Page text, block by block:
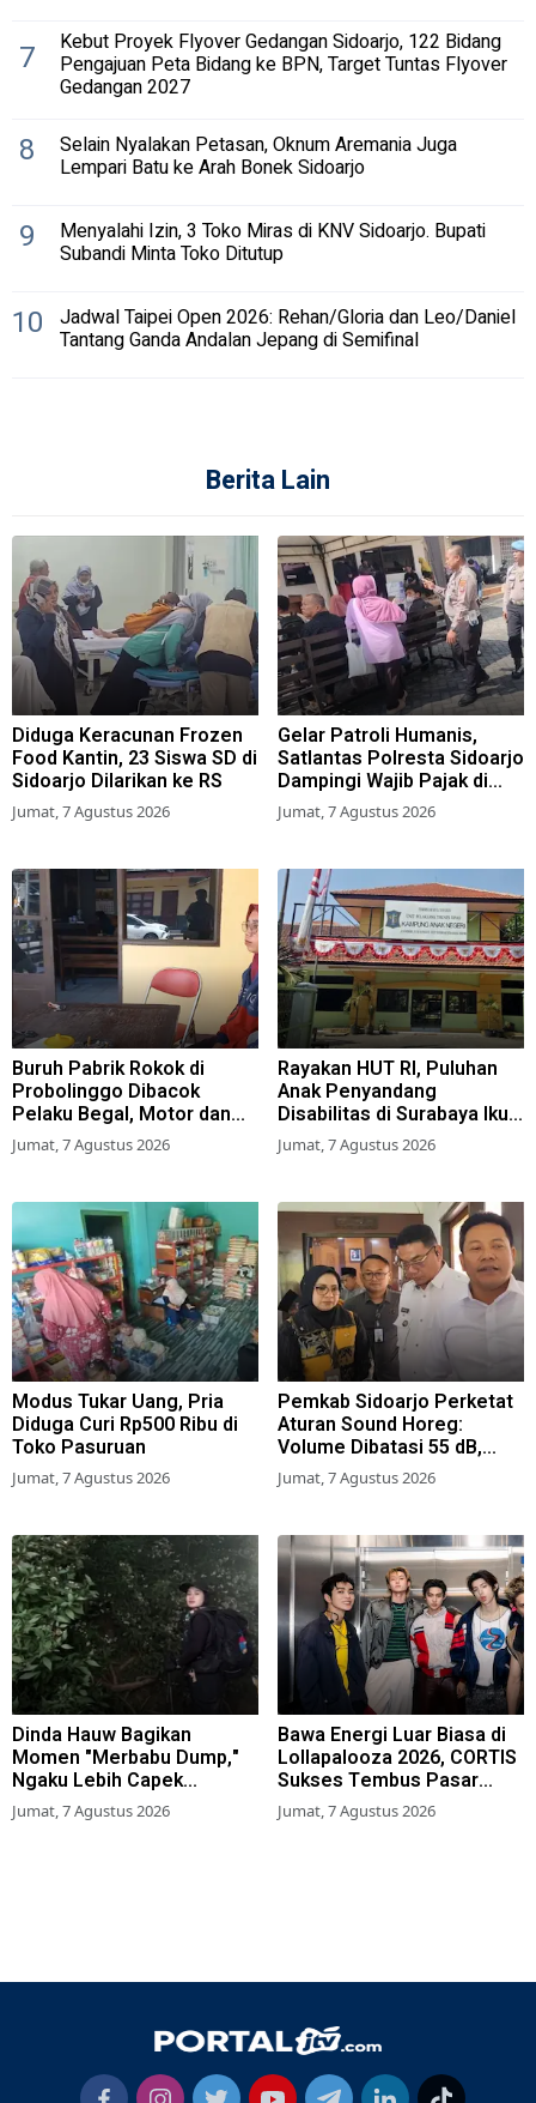
7 Kebut Proyek Flyover Gedangan Sidoarjo, 122 Bidang
Pengajuan Peta Bidang ke BPN, Target Tuntas Flyover
Gedangan 2027
8 Selain Nyalakan Petasan, Oknum Aremania Juga
Lempari Batu ke Arah Bonek Sidoarjo
9 Menyalahi Izin, 3 Toko Miras di KNV Sidoarjo. Bupati
Subandi Minta Toko Ditutup
10 Jadwal Taipei Open 2026: Rehan/Gloria dan Leo/Daniel
Tantang Ganda Andalan Jepang di Semifinal
Berita Lain
Diduga Keracunan Frozen
Food Kantin, 23 Siswa SD di
Sidoarjo Dilarikan ke RS
Jumat, 7 Agustus 2026
Gelar Patroli Humanis,
Satlantas Polresta Sidoarjo
Dampingi Wajib Pajak di
Samsat
Jumat, 7 Agustus 2026
Buruh Pabrik Rokok di
Probolinggo Dibacok
Pelaku Begal, Motor dan
Tas Amblas
Jumat, 7 Agustus 2026
Rayakan HUT RI, Puluhan
Anak Penyandang
Disabilitas di Surabaya Ikuti
Beragam Lomba
Jumat, 7 Agustus 2026
Modus Tukar Uang, Pria
Diduga Curi Rp500 Ribu di
Toko Pasuruan
Jumat, 7 Agustus 2026
Pemkab Sidoarjo Perketat
Aturan Sound Horeg:
Volume Dibatasi 55 dB,
Wajib Kantongi Izin
Jumat, 7 Agustus 2026
Dinda Hauw Bagikan
Momen "Merbabu Dump,"
Ngaku Lebih Capek
Dibanding Gunung Sumbing
Jumat, 7 Agustus 2026
Bawa Energi Luar Biasa di
Lollapalooza 2026, CORTIS
Sukses Tembus Pasar
Musik Global
Jumat, 7 Agustus 2026